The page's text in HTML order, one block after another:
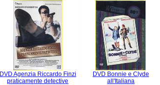
DVD Agenzia Riccardo Finzi
praticamente detective
DVD Bonnie e Clyde
all'Italiana